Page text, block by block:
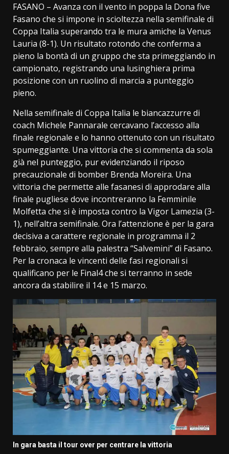
FASANO – Avanza con il vento in poppa la Dona five
Fasano che si impone in scioltezza nella semifinale di
Coppa Italia superando tra le mura amiche la Venus
Lauria (8-1). Un risultato rotondo che conferma a
pieno la bontà di un gruppo che sta primeggiando in
campionato, registrando una lusinghiera prima
posizione con un ruolino di marcia a punteggio
pieno.
Nella semifinale di Coppa Italia le biancazzurre di
coach Michele Pannarale cercavano l’accesso alla
finale regionale e lo hanno ottenuto con un risultato
spumeggiante. Una vittoria che si commenta da sola
già nel punteggio, pur evidenziando il riposo
precauzionale di bomber Brenda Moreira. Una
vittoria che permette alle fasanesi di approdare alla
finale pugliese dove incontreranno la Femminile
Molfetta che si è imposta contro la Vigor Lamezia (3-
1), nell’altra semifinale. Ora l’attenzione è per la gara
decisiva a carattere regionale in programma il 2
febbraio, sempre alla palestra “Salvemini” di Fasano.
Per la cronaca le vincenti delle fasi regionali si
qualificano per le Final4 che si terranno in sede
ancora da stabilire il 14 e 15 marzo.
In gara basta il tour over per centrare la vittoria